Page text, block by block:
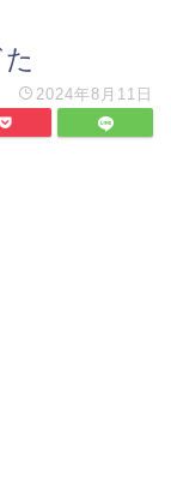
2024年8月11日